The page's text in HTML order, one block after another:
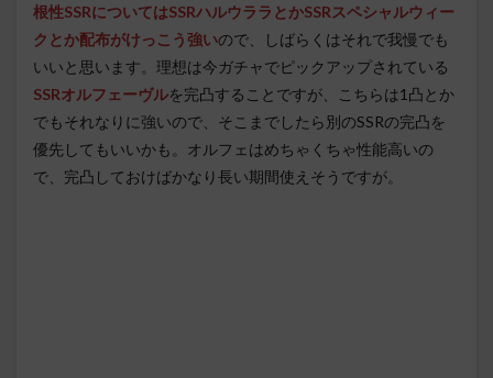
根性SSRについてはSSRハルウララとかSSRスペシャルウィー
クとか配布がけっこう強いので、しばらくはそれで我慢でも
いいと思います。理想は今ガチャでピックアップされている
SSRオルフェーヴルを完凸することですが、こちらは1凸とか
でもそれなりに強いので、そこまでしたら別のSSRの完凸を
優先してもいいかも。オルフェはめちゃくちゃ性能高いの
で、完凸しておけばかなり長い期間使えそうですが。